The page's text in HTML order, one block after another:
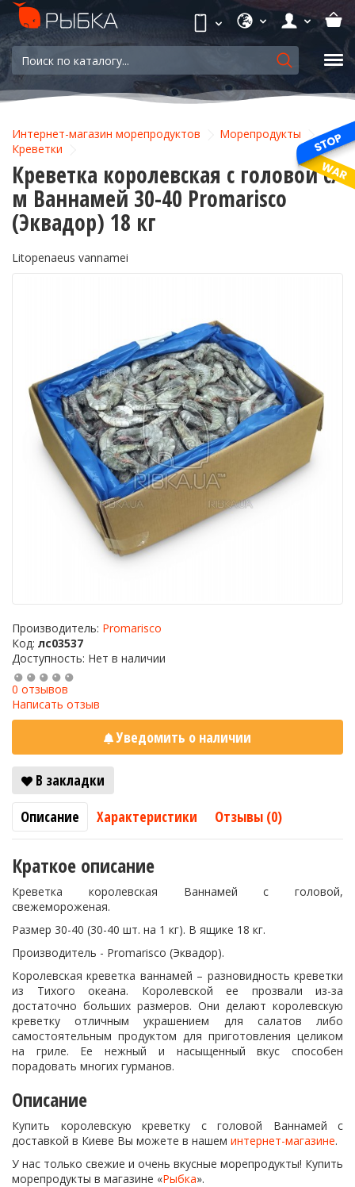
Интернет-магазин морепродуктов
Морепродукты
Креветки
Креветка королевская с головой с/
м Ваннамей 30-40 Promarisco
(Эквадор) 18 кг
Litopenaeus vannamei
Производитель: Promarisco
Код: лс03537
Доступность: Нет в наличии
0 отзывов
Написать отзыв
Уведомить о наличии
В закладки
Описание
Характеристики Отзывы (0)
Краткое описание
Креветка королевская Ваннамей с головой,
свежемороженая.
Размер 30-40 (30-40 шт. на 1 кг). В ящике 18 кг.
Производитель - Promarisco (Эквадор).
Королевская креветка ваннамей – разновидность креветки
из Тихого океана. Королевской ее прозвали из-за
достаточно больших размеров. Они делают королевскую
креветку отличным украшением для салатов либо
самостоятельным продуктом для приготовления целиком
на гриле. Ее нежный и насыщенный вкус способен
порадовать многих гурманов.
Описание
Купить королевскую креветку с головой Ваннамей с
доставкой в Киеве Вы можете в нашем интернет-магазине.
У нас только свежие и очень вкусные морепродукты! Купить
морепродукты в магазине «Рыбка».